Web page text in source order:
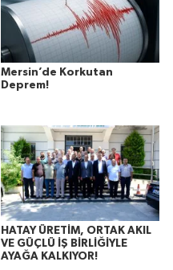
Mersin’de Korkutan
Deprem!
HATAY ÜRETİM, ORTAK AKIL
VE GÜÇLÜ İŞ BİRLİĞİYLE
AYAĞA KALKIYOR!